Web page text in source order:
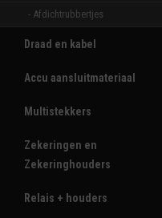
- Afdichtrubbertjes
Draad en kabel
Accu aansluitmateriaal
Multistekkers
Zekeringen en
Zekeringhouders
Relais + houders